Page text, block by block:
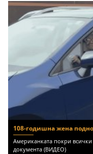
108-годишна жена
Американката покри
документа (ВИДЕО)